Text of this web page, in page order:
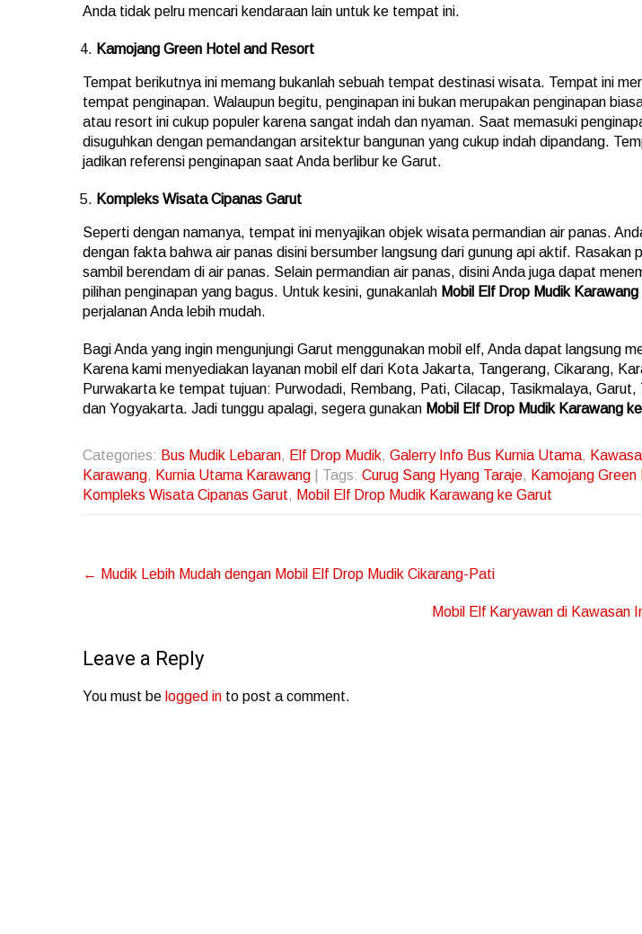
Anda tidak pelru mencari kendaraan lain untuk ke tempat ini.
Kamojang Green Hotel and Resort
Tempat berikutnya ini memang bukanlah sebuah tempat destinasi wisata. Tempat ini
tempat penginapan. Walaupun begitu, penginapan ini bukan merupakan penginapan
atau resort ini cukup populer karena sangat indah dan nyaman. Saat memasuki
disuguhkan dengan pemandangan arsitektur bangunan yang cukup indah dipandang.
jadikan referensi penginapan saat Anda berlibur ke Garut.
Kompleks Wisata Cipanas Garut
Seperti dengan namanya, tempat ini menyajikan objek wisata permandian air panas.
dengan fakta bahwa air panas disini bersumber langsung dari gunung api aktif. Rasakan
sambil berendam di air panas. Selain permandian air panas, disini Anda juga dapat
pilihan penginapan yang bagus. Untuk kesini, gunakanlah Mobil Elf Drop Mudik
perjalanan Anda lebih mudah.
Bagi Anda yang ingin mengunjungi Garut menggunakan mobil elf, Anda dapat langsung
Karena kami menyediakan layanan mobil elf dari Kota Jakarta, Tangerang, Cikarang,
Purwakarta ke tempat tujuan: Purwodadi, Rembang, Pati, Cilacap, Tasikmalaya, Garut,
dan Yogyakarta. Jadi tunggu apalagi, segera gunakan Mobil Elf Drop Mudik Karawang
Categories: Bus Mudik Lebaran, Elf Drop Mudik, Galerry Info Bus Kurnia Utama,
Karawang, Kurnia Utama Karawang | Tags: Curug Sang Hyang Taraje, Kamojang
Kompleks Wisata Cipanas Garut, Mobil Elf Drop Mudik Karawang ke Garut
Post
← Mudik Lebih Mudah dengan Mobil Elf Drop Mudik Cikarang-Pati
Mobil Elf Karyawan di Kawasan
Leave a Reply
You must be logged in to post a comment.